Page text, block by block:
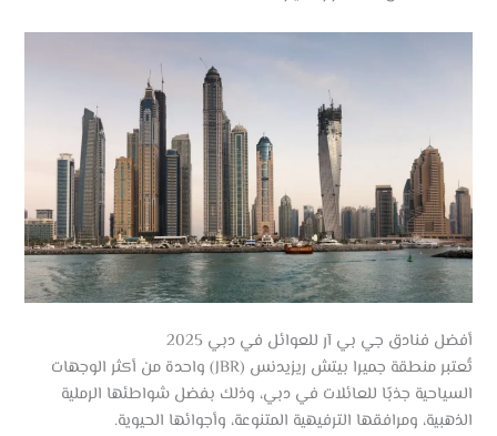
أفضل فنادق جي بي آر للعوائل في دبي 2025
تُعتبر منطقة جميرا بيتش ريزيدنس (JBR) واحدة من أكثر الوجهات
السياحية جذبًا للعائلات في دبي، وذلك بفضل شواطئها الرملية
الذهبية، ومرافقها الترفيهية المتنوعة، وأجوائها الحيوية.